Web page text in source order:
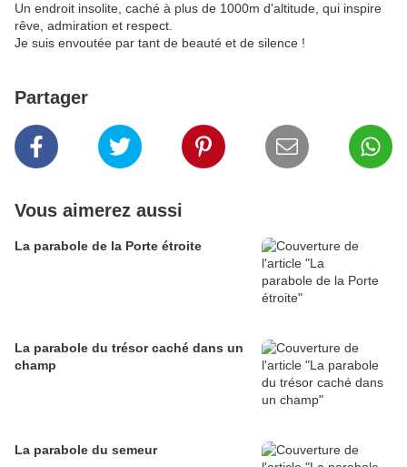
Un endroit insolite, caché à plus de 1000m d'altitude, qui inspire
rêve, admiration et respect.
Je suis envoutée par tant de beauté et de silence !
Partager
Vous aimerez aussi
La parabole de la Porte étroite
La parabole du trésor caché dans un
champ
La parabole du semeur